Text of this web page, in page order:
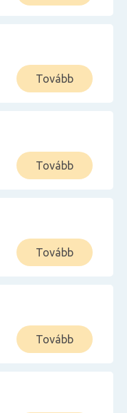
Tovább
Tovább
Tovább
Tovább